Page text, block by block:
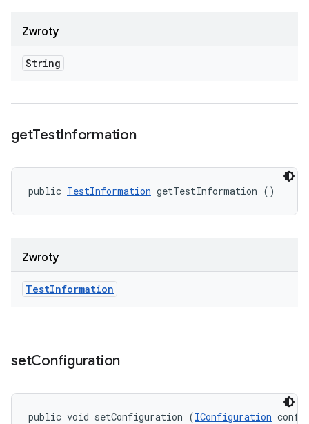
Zwroty
String
getTestInformation
public TestInformation getTestInformation ()
Zwroty
TestInformation
setConfiguration
public void setConfiguration (IConfiguration